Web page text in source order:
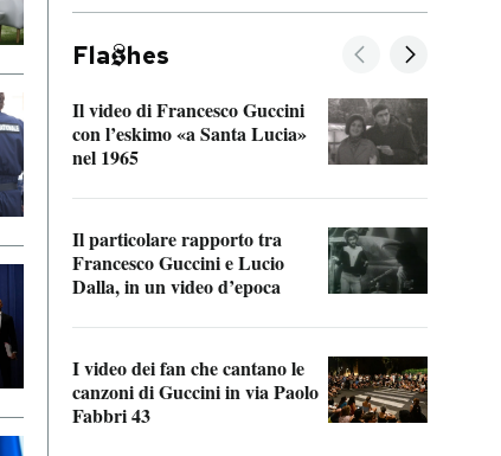
Fla hes
Il video di Francesco Guccini
con l’eskimo «a Santa Lucia»
nel 1965
Il particolare rapporto tra
Francesco Guccini e Lucio
Dalla, in un video d’epoca
I video dei fan che cantano le
canzoni di Guccini in via Paolo
Fabbri 43